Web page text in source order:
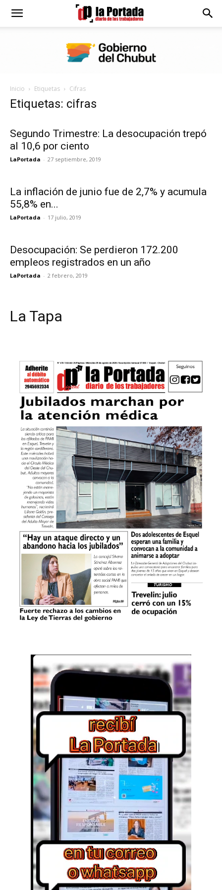
Diario
Portada
Inicio Etiquetas Cifras
Etiquetas: cifras
Segundo Trimestre: La desocupación trepó
al 10,6 por ciento
LaPortada - 27 septiembre, 2019
La inflación de junio fue de 2,7% y acumula
55,8% en...
LaPortada - 17 julio, 2019
Desocupación: Se perdieron 172.200
empleos registrados en un año
LaPortada - 2 febrero, 2019
La Tapa